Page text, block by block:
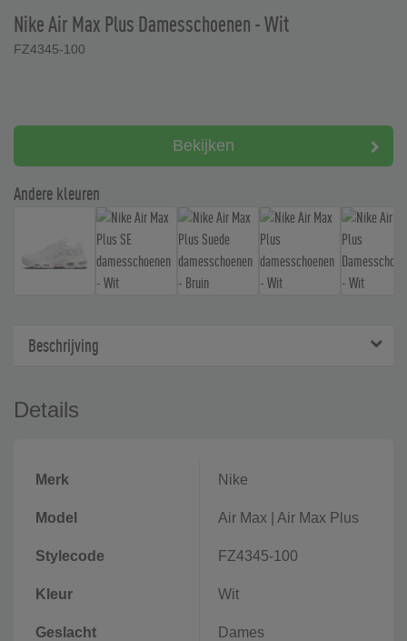
Nike Air Max Plus Damesschoenen - Wit
FZ4345-100
Bekijken
Andere kleuren
Beschrijving
Details
Merk Nike
Model Air Max |Air Max Plus
Stylecode FZ4345-100
Kleur Wit
Geslacht Dames